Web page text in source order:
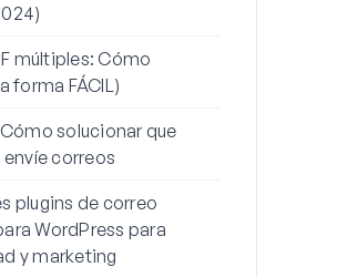
múltiples: Cómo
forma FÁCIL)
Cómo solucionar que
correos
plugins de correo
WordPress para
y marketing